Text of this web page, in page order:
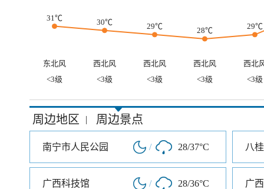
31℃ 30℃ 29℃ 28℃ 29℃
东北风 西北风 西北风 西北风
西北
<3级
<3级 <3级 <3级 <3级
周边地区 | 周边景点
南宁市人民公园 / 28/37°C 八
广西科技馆 / 28/36°C 广